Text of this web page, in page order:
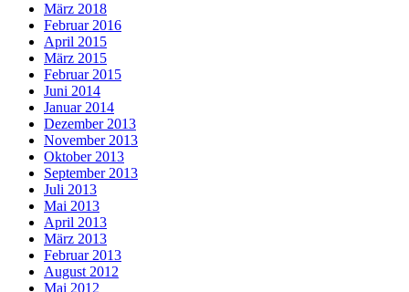
März 2018
Februar 2016
April 2015
März 2015
Februar 2015
Juni 2014
Januar 2014
Dezember 2013
November 2013
Oktober 2013
September 2013
Juli 2013
Mai 2013
April 2013
März 2013
Februar 2013
August 2012
Mai 2012